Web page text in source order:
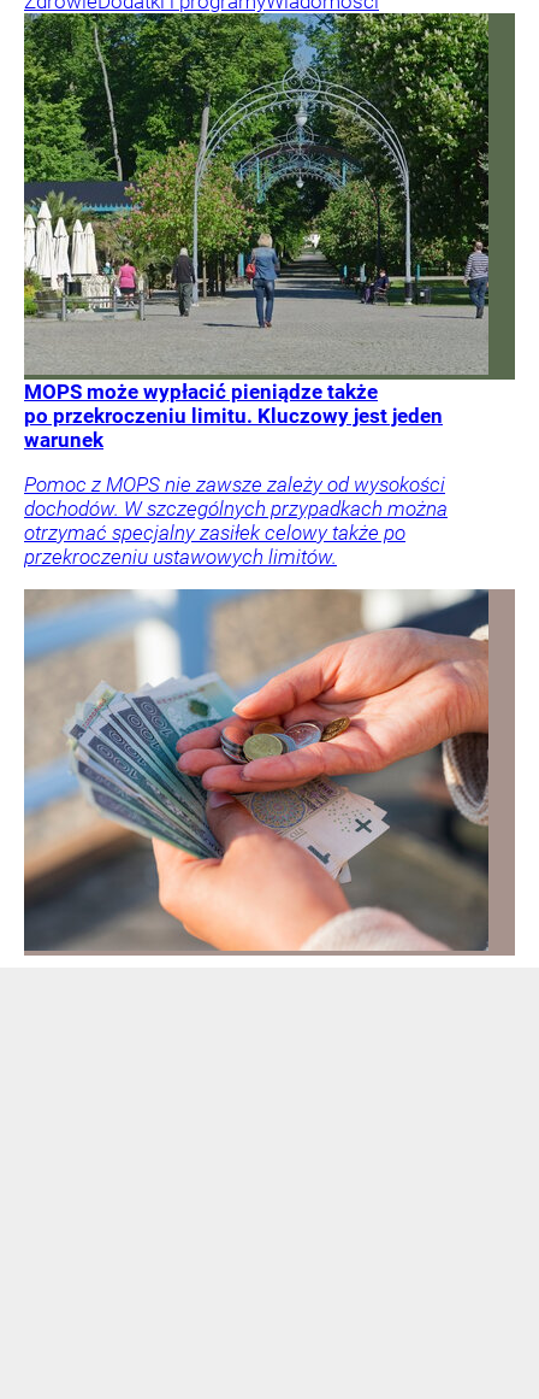
MOPS może wypłacić pieniądze także
po przekroczeniu limitu. Kluczowy jest jeden
warunek
Pomoc z MOPS nie zawsze zależy od wysokości
dochodów. W szczególnych przypadkach można
otrzymać specjalny zasiłek celowy także po
przekroczeniu ustawowych limitów.